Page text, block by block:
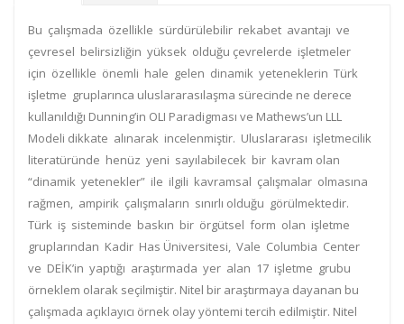
Bu çalışmada özellikle sürdürülebilir rekabet avantajı ve
çevresel belirsizliğin yüksek olduğu çevrelerde işletmeler
için özellikle önemli hale gelen dinamik yeteneklerin Türk
işletme gruplarınca uluslararasılaşma sürecinde ne derece
kullanıldığı Dunning’in OLI Paradigması ve Mathews’un LLL
Modeli dikkate alınarak incelenmiştir. Uluslararası işletmecilik
literatüründe henüz yeni sayılabilecek bir kavram olan
“dinamik yetenekler” ile ilgili kavramsal çalışmalar olmasına
rağmen, ampirik çalışmaların sınırlı olduğu görülmektedir.
Türk iş sisteminde baskın bir örgütsel form olan işletme
gruplarından Kadir Has Üniversitesi, Vale Columbia Center
ve DEİK’in yaptığı araştırmada yer alan 17 işletme grubu
örneklem olarak seçilmiştir. Nitel bir araştırmaya dayanan bu
çalışmada açıklayıcı örnek olay yöntemi tercih edilmiştir. Nitel